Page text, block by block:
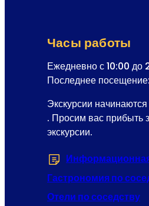
Часы работы
Ежедневно с 10:00 до
Последнее
Экскурсии
. Просим вас прибыть
экскурсии.
Гастрономия по
Отели по соседству